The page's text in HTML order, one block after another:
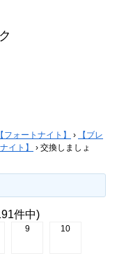
ォートナイト】 ›
【ブレ
イト】
› 交換しましょ
件中)
9 10